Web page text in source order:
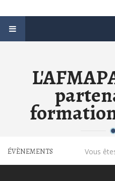
ÉVÈNEMENTS Vous